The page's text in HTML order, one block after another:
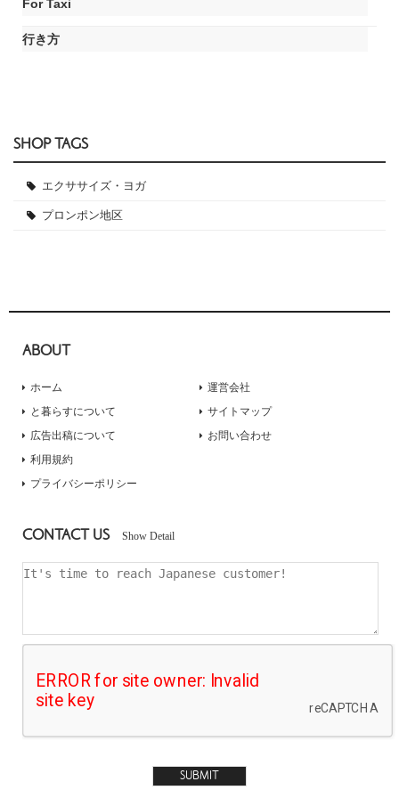
For Taxi
行き方
SHOP TAGS
エクササイズ・ヨガ
プロンポン地区
ABOUT
ホーム
と暮らすについて
広告出稿について
運営会社
サイトマップ
お問い合わせ
利用規約
プライバシーポリシー
CONTACT US Show Detail